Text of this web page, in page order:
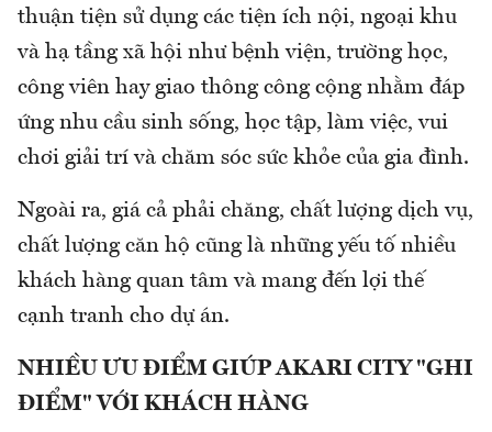
thuận tiện sử dụng các tiện ích nội, ngoại khu
và hạ tầng xã hội như bệnh viện, trường học,
công viên hay giao thông công cộng nhằm đáp
ứng nhu cầu sinh sống, học tập, làm việc, vui
chơi giải trí và chăm sóc sức khỏe của gia đình.
Ngoài ra, giá cả phải chăng, chất lượng dịch vụ,
chất lượng căn hộ cũng là những yếu tố nhiều
khách hàng quan tâm và mang đến lợi thế
cạnh tranh cho dự án.
NHIỀU ƯU ĐIỂM GIÚP AKARI CITY "GHI
ĐIỂM" VỚI KHÁCH HÀNG